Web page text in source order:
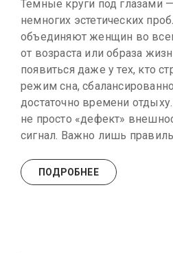
Темные круги под глазами
немногих эстетических
объединяют женщин во
от возраста или образа
появиться даже у тех, кто
режим сна,
достаточно времени
не просто «дефект»
сигнал. Важно лишь
ПОДРОБНЕЕ